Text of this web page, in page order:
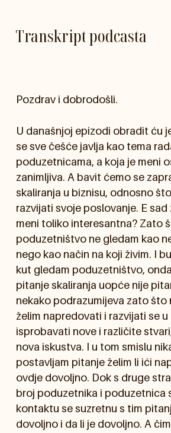
Transkript podcasta
Pozdrav i dobrodošli.
U današnjoj epizodi obradit ću
se sve češće javlja kao tema
poduzetnicama, a koja je meni
zanimljiva. A bavit ćemo se
skaliranja u biznisu, odnosno
razvijati svoje poslovanje. E
meni toliko interesantna? Zato
poduzetništvo ne gledam kao
nego kao način na koji živim. I
kut gledam poduzetništvo,
pitanje skaliranja uopće nije
nekako podrazumijeva zato što
želim napredovati i razvijati se u
isprobavati nove i različite
nova iskustva. I u tom smislu
postavljam pitanje želim li ići
ovdje dovoljno. Dok s druge
broj poduzetnika i poduzetnica
kontaktu se suzretnu s tim
dovoljno i da li je dovoljno. A